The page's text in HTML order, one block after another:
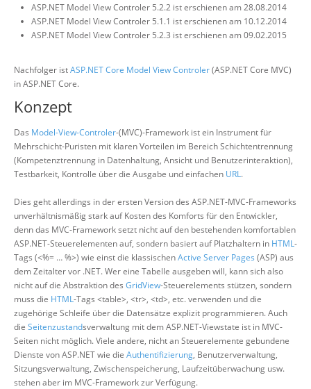
ASP.NET Model View Controler 5.2.2 ist erschienen am 28.08.2014
ASP.NET Model View Controler 5.1.1 ist erschienen am 10.12.2014
ASP.NET Model View Controler 5.2.3 ist erschienen am 09.02.2015
Nachfolger istASP.NET Core Model View Controler(ASP.NET Core MVC)
in ASP.NET Core.
Konzept
Das Model-View-Controler-(MVC)-Framework ist ein Instrument für
Mehrschicht-Puristen mit klaren Vorteilen im Bereich Schichtentrennung
(Kompetenztrennung in Datenhaltung, Ansicht und Benutzerinteraktion),
Testbarkeit, Kontrolle über die Ausgabe und einfachen URL.
Dies geht allerdings in der ersten Version des ASP.NET-MVC-Frameworks
unverhältnismäßig stark auf Kosten des Komforts für den Entwickler,
denn das MVC-Framework setzt nicht auf den bestehenden komfortablen
ASP.NET-Steuerelementen auf, sondern basiert auf Platzhaltern in HTML-
Tags (<%= … %>) wie einst die klassischenActive Server Pages (ASP) aus
dem Zeitalter vor .NET. Wer eine Tabelle ausgeben will, kann sich also
nicht auf die Abstraktion des GridView-Steuerelements stützen, sondern
muss die HTML-Tags <table>, <tr>, <td>, etc. verwenden und die
zugehörige Schleife über die Datensätze explizit programmieren. Auch
die Seitenzustandsverwaltung mit dem ASP.NET-Viewstate ist in MVC-
Seiten nicht möglich. Viele andere, nicht an Steuerelemente gebundene
Dienste von ASP.NET wie die Authentifizierung, Benutzerverwaltung,
Sitzungsverwaltung, Zwischenspeicherung, Laufzeitüberwachung usw.
stehen aber im MVC-Framework zur Verfügung.